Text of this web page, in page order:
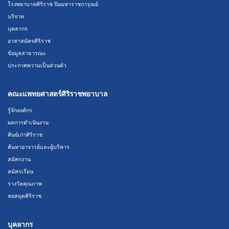
โรงพยาบาลศิริราช ปิยมหาราชการุณย์
บริจาค
บุคลากร
อาสาสมัครศิริราช
ข้อมูลสาธารณะ
ประกาศความเป็นส่วนตัว
คณะแพทยศาสตร์ศิริราชพยาบาล
รู้จักองค์กร
ผลการดำเนินงาน
ศิษย์เก่าศิริราช
ค้นหาอาจารย์และผู้บริหาร
สมัครงาน
สมัครเรียน
รางวัลคุณภาพ
หอสมุดศิริราช
บุคลากร